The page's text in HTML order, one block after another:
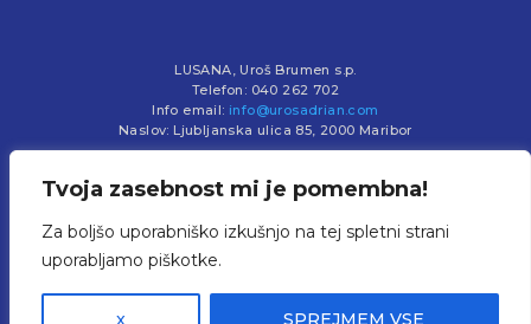
Tvoja zasebnost mi je pomembna!
Za boljšo uporabniško izkušnjo na tej spletni strani
uporabljamo piškotke.
x SPREJMEM VSE
LUSANA, Uroš Brumen s.p.
Telefon: 040 262 702
Info email: info@urosadrian.com
Naslov: Ljubljanska ulica 85, 2000 Maribor
© 2026 Uroš Adrian
Vse pravice pridržane. Neavtorizirano kopiranje in javna uporaba